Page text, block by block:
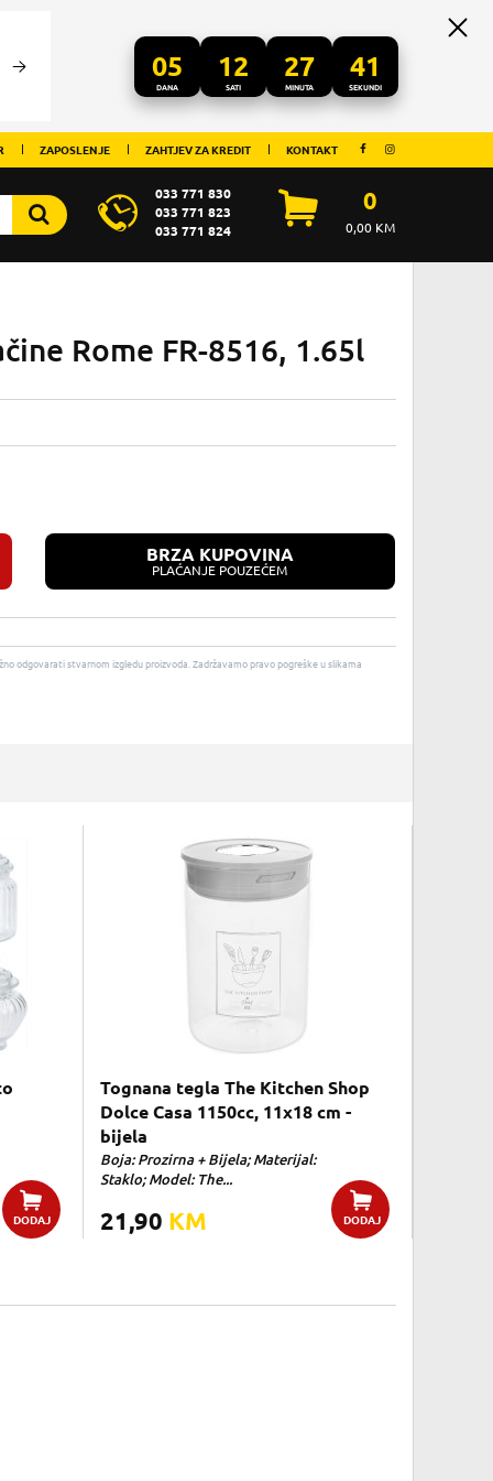
05
DANA
12
SATI
27
MINUTA
41
SEKUNDI
ZAPOSLENJE ZAHTJEV ZA KREDIT KONTAKT
033 771 830
033 771 823
033 771 824
0
0,00KM
Rome FR-8516, 1.65l
BRZA KUPOVINA
PLAĆANJE POUZEĆEM
odgovarati stvarnom izgledu proizvoda. Zadržavamo pravo pogreške u slikama
DODAJ
Tognana tegla The Kitchen Shop
Dolce Casa 1150cc, 11x18 cm -
bijela
Boja: Prozirna + Bijela; Materijal:
Staklo; Model: The...
21,90 KM DODAJ